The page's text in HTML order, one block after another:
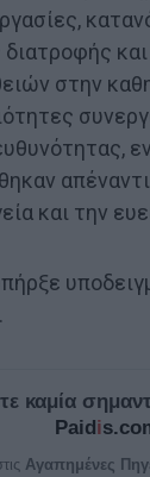
στην
και την
καμία
Paidi
Αγαπημένες